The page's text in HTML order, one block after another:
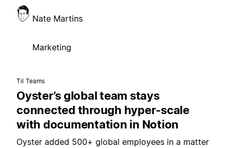
Nate Martins
Marketing
Til Teams
Oyster’s global team stays
connected through hyper-scale
with documentation in Notion
Oyster added 500+ global employees in a matter